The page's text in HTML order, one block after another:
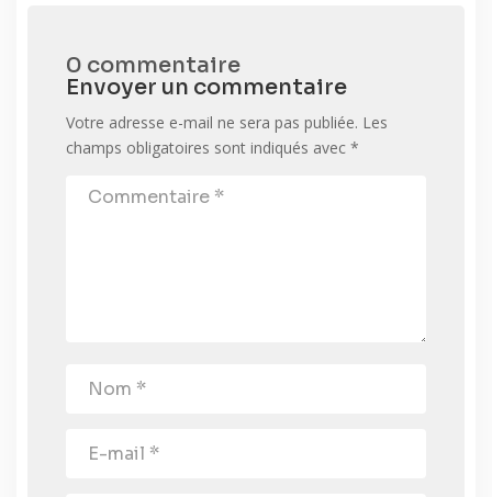
0 commentaire
Envoyer un commentaire
Votre adresse e-mail ne sera pas publiée. Les
champs obligatoires sont indiqués avec *